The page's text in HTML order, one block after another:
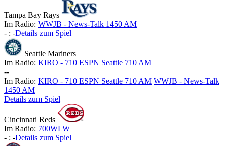
Tampa Bay Rays
Im Radio: WWJB - News-Talk 1450 AM
- : -Details zum Spiel
Seattle Mariners
Im Radio: KIRO - 710 ESPN Seattle 710 AM
--
Im Radio: KIRO - 710 ESPN Seattle 710 AM WWJB - News-Talk
1450 AM
Details zum Spiel
Cincinnati Reds
Im Radio: 700WLW
- : -Details zum Spiel